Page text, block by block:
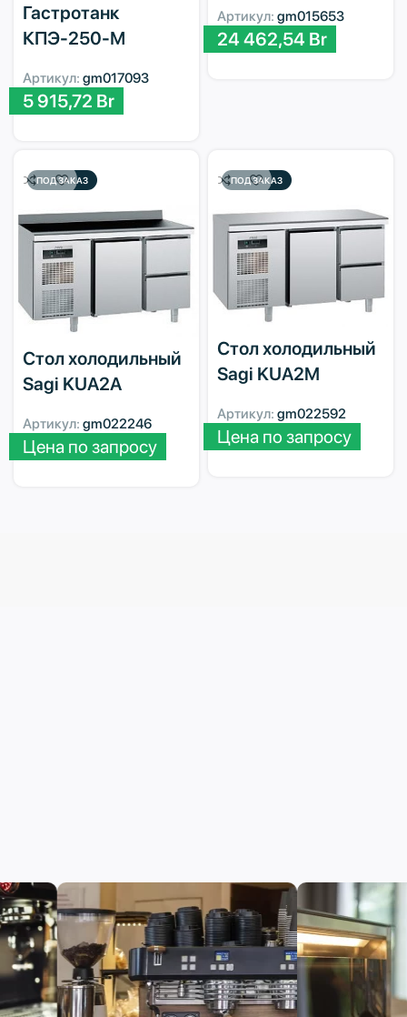
Гастротанк
КПЭ-250-М
Артикул: gm017093
5 915,72 Br
Артикул: gm015653
24 462,54 Br
ПОД ЗАКАЗ
Стол холодильный
Sagi KUA2A
Артикул: gm022246
Цена по запросу
ПОД ЗАКАЗ
Стол холодильный
Sagi KUA2M
Артикул: gm022592
Цена по запросу